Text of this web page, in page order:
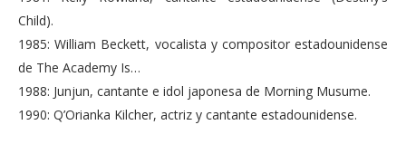
Child).
1985: William Beckett, vocalista y compositor estadounidense
de The Academy Is…
1988: Junjun, cantante e idol japonesa de Morning Musume.
1990: Q’Orianka Kilcher, actriz y cantante estadounidense.